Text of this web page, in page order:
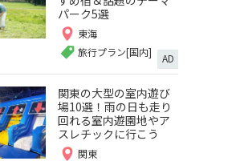
パーク5選
東海
旅行プラン[国内]
AD
関東の大型の室内遊び
場10選！雨の日も走り
回れる室内遊園地やア
スレチックに行こう
関東